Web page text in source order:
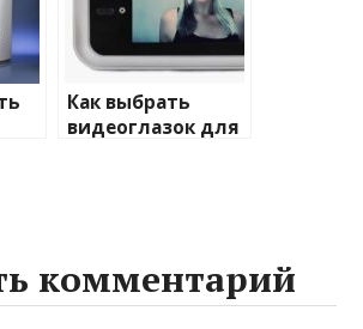
Как выбрать
видеоглазок для
комментарий